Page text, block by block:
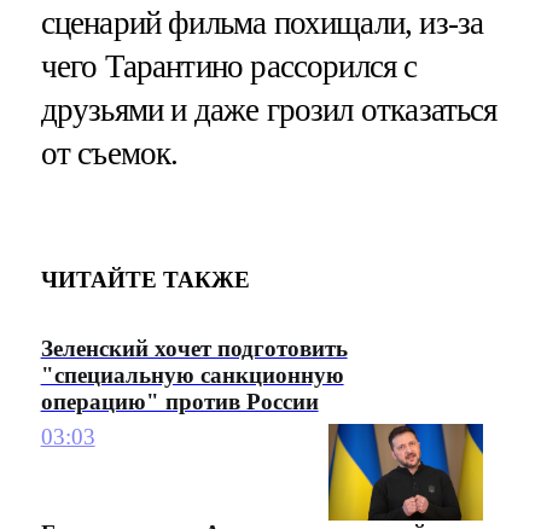
сценарий фильма похищали, из-за
чего Тарантино рассорился с
друзьями и даже грозил отказаться
от съемок.
ЧИТАЙТЕ ТАКЖЕ
Зеленский хочет подготовить
"специальную санкционную
операцию" против России
03:03